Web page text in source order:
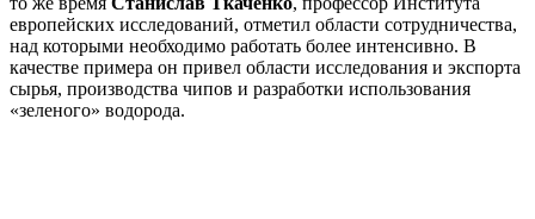
европейских исследований, отметил области сотрудничества,
над которыми необходимо работать более интенсивно. В
качестве примера он привел области исследования и экспорта
сырья, производства чипов и разработки использования
«зеленого» водорода.